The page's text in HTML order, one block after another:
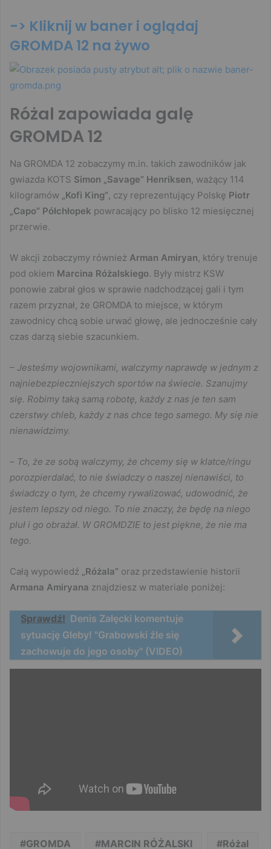
-> Kliknij w baner i oglądaj
GROMDA 12 na żywo
Różal zapowiada galę
GROMDA 12
Na GROMDA 12 zobaczymy m.in. takich zawodników jak
gwiazda KOTS Simon „Savage” Henriksen, ważący 114
kilogramów „Kofi King”, czy reprezentujący Polskę Piotr
„Capo” Półchłopek powracający po blisko 12 miesięcznej
przerwie.
W akcji zobaczymy również Arman Amiryan, który trenuje
pod okiem Marcina Różalskiego. Były mistrz KSW
ponowie zabrał głos w sprawie nadchodzącej gali i tym
razem przyznał, że GROMDA to miejsce, w którym
zawodnicy chcą sobie urwać głowę, ale jednocześnie cały
czas darzą siebie szacunkiem.
– Jesteśmy wojownikami, walczymy naprawdę w jednym z
najniebezpieczniejszych sportów na świecie. Szanujmy
się. Robimy taką samą robotę, każdy z nas je ten sam
czerstwy chleb, każdy z nas chce tego samego. My się nie
nienawidzimy.
– To, że ze sobą walczymy, że chcemy się w klatce/ringu
porozpierdalać, to nie świadczy o naszej nienawiści, to
świadczy o tym, że chcemy rywalizować, udowodnić, że
jestem lepszy od niego. To nie znaczy, że będę na niego
pluł i go obrażał. W GROMDZIE to jest piękne, że nie ma
tego.
Całą wypowiedź „Różala” oraz przedstawienie historii
Armana Amiryana znajdziesz w materiale poniżej:
Sprawdź! Denis Załęcki komentuje
sytuację Gleby! "Grabowski źle się
zachowuje do jego osoby" (VIDEO)
GROMDA MARCIN RÓŻALSKI Różal